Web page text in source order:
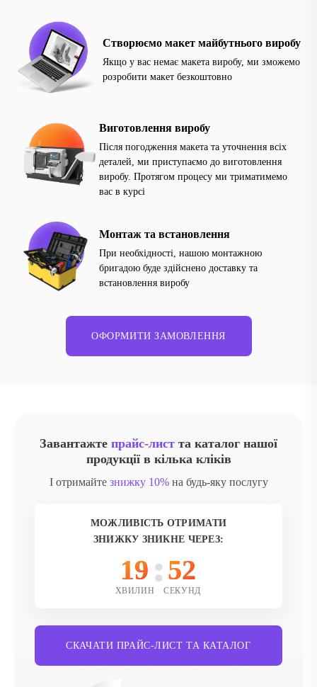
Створюємо макет майбутнього виробу
Якщо у вас немає макета виробу, ми зможемо
розробити макет безкоштовно
Виготовлення виробу
Після погодження макета та уточнення всіх
деталей, ми приступаємо до виготовлення
виробу. Протягом процесу ми триматимемо
вас в курсі
Монтаж та встановлення
При необхідності, нашою монтажною
бригадою буде здійснено доставку та
встановлення виробу
ОФОРМИТИ ЗАМОВЛЕННЯ
Завантажте прайс-лист та каталог нашої
продукції в кілька кліків
І отримайте знижку 10%на будь-яку послугу
МОЖЛИВІСТЬ ОТРИМАТИ
ЗНИЖКУ ЗНИКНЕ ЧЕРЕЗ:
19
ХВИЛИН
50
СЕКУНД
СКАЧАТИ ПРАЙС-ЛИСТ ТА КАТАЛОГ